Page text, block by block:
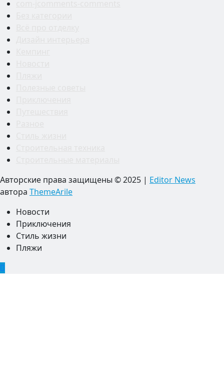
Авторские права защищены © 2025 | Editor News
автора ThemeArile
Новости
Приключения
Стиль жизни
Пляжи